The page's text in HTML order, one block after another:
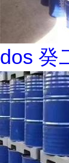
dos 癸